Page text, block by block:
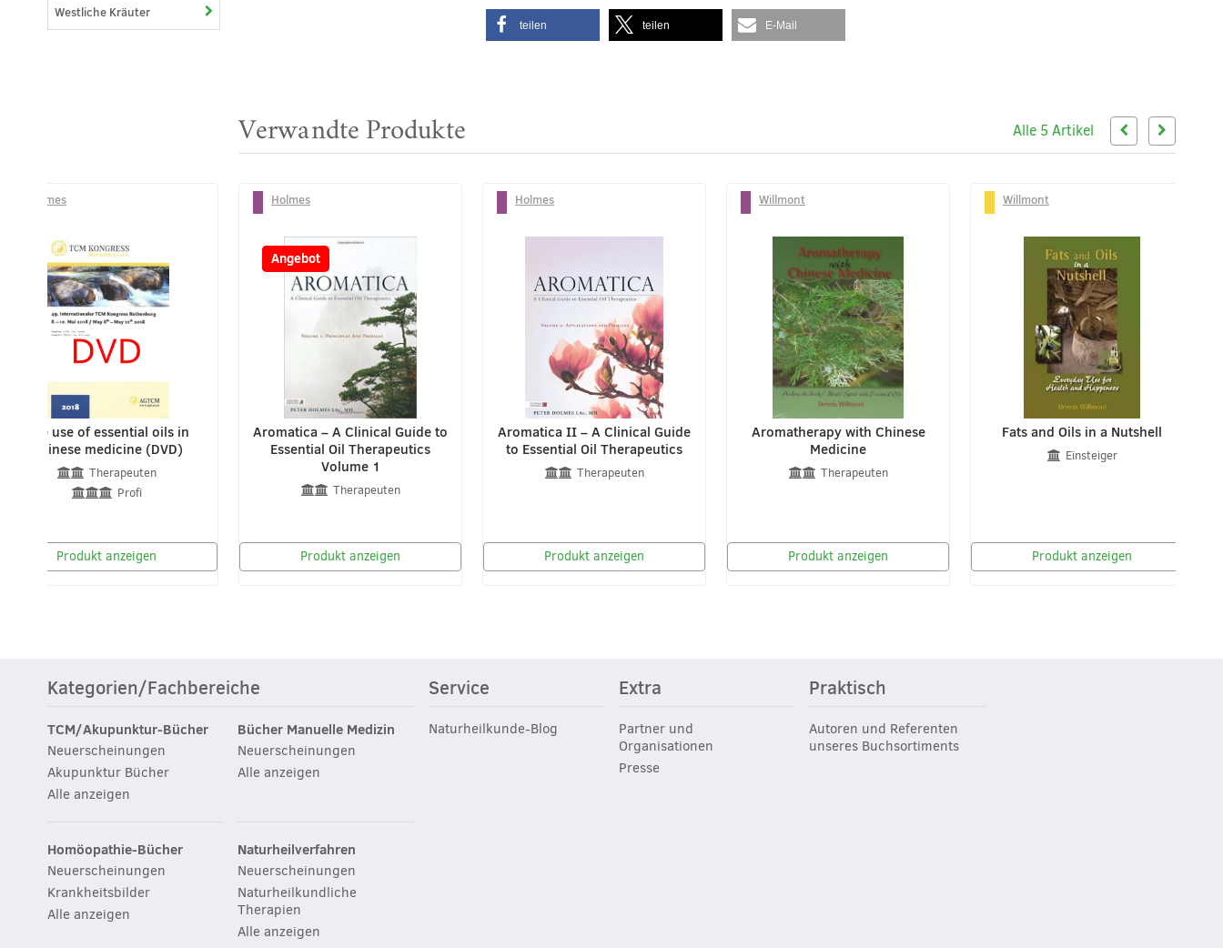
teilen teilen E-Mail
Verwandte Produkte Alle 5 Artikel
Holmes
The use of essential oils in
Chinese medicine (DVD)
Therapeuten
Profi
Produkt anzeigen
Holmes
-27%
Angebot
Aromatica – A Clinical Guide to
Essential Oil Therapeutics
Volume 1
Therapeuten
Produkt anzeigen
Holmes
Aromatica II – A Clinical Guide
to Essential Oil Therapeutics
Therapeuten
Produkt anzeigen
Willmont
Aromatherapy with Chinese
Medicine
Therapeuten
Produkt anzeigen
Willmont
Fats and Oils in a Nutshell
Einsteiger
Produkt anzeigen
Westliche Kräuter
Kategorien/Fachbereiche
TCM/Akupunktur-Bücher
Neuerscheinungen
Akupunktur Bücher
Alle anzeigen
Bücher Manuelle Medizin
Neuerscheinungen
Alle anzeigen
Homöopathie-Bücher
Neuerscheinungen
Krankheitsbilder
Alle anzeigen
Naturheilverfahren
Neuerscheinungen
Naturheilkundliche
Therapien
Alle anzeigen
Service
Naturheilkunde-Blog
Extra
Partner und
Organisationen
Presse
Praktisch
Autoren und Referenten
unseres Buchsortiments